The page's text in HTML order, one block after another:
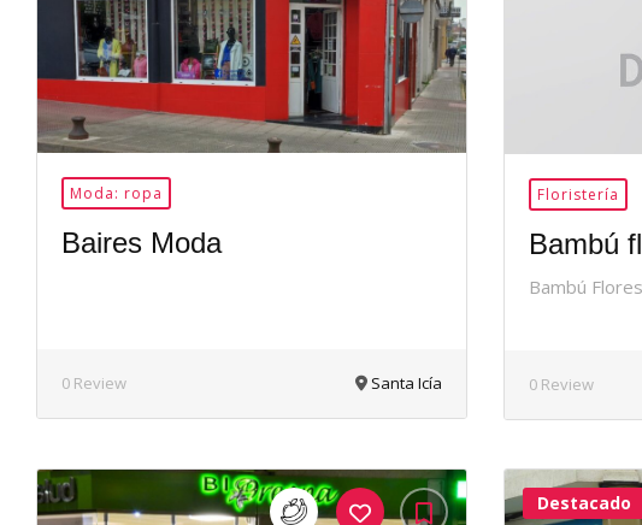
Moda: ropa
Baires Moda
0 Review Santa Icía
Floristería
Bambú
Bambú
0 Review
Destacado